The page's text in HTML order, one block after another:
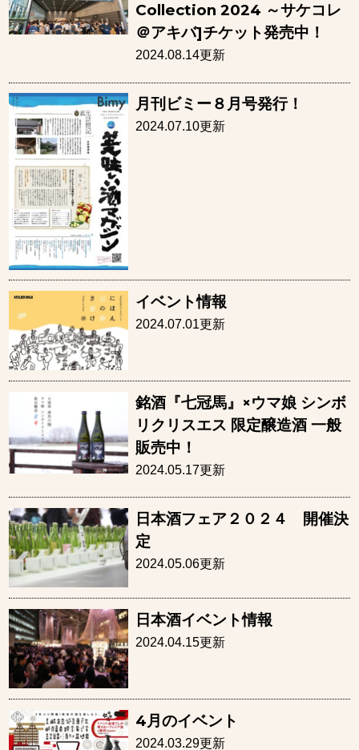
Collection 2024 ～サケコレ
＠アキバ]チケット発売中！
2024.08.14更新
月刊ビミー８月号発行！
2024.07.10更新
イベント情報
2024.07.01更新
銘酒『七冠馬』×ウマ娘 シンボ
リクリスエス 限定醸造酒 一般
販売中！
2024.05.17更新
日本酒フェア２０２４ 開催決
定
2024.05.06更新
日本酒イベント情報
2024.04.15更新
4月のイベント
2024.03.29更新